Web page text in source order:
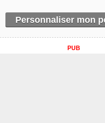
Personnaliser mon
PUB